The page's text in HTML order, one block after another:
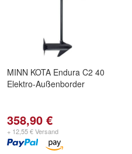
MINN KOTA Endura C2 40
Elektro-Außenborder
358,90 €
+ 12,55 € Versand